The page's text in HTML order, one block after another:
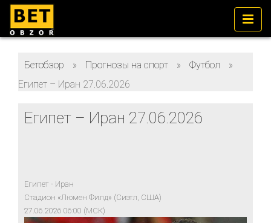
Бетобзор » Прогнозы на спорт » Футбол
»
Египет – Иран 27.06.2026
Египет – Иран 27.06.2026
Египет - Иран
Стадион «Люмен Филд» (Сиэтл, США)
27.06.2026 06:00 (МСК)